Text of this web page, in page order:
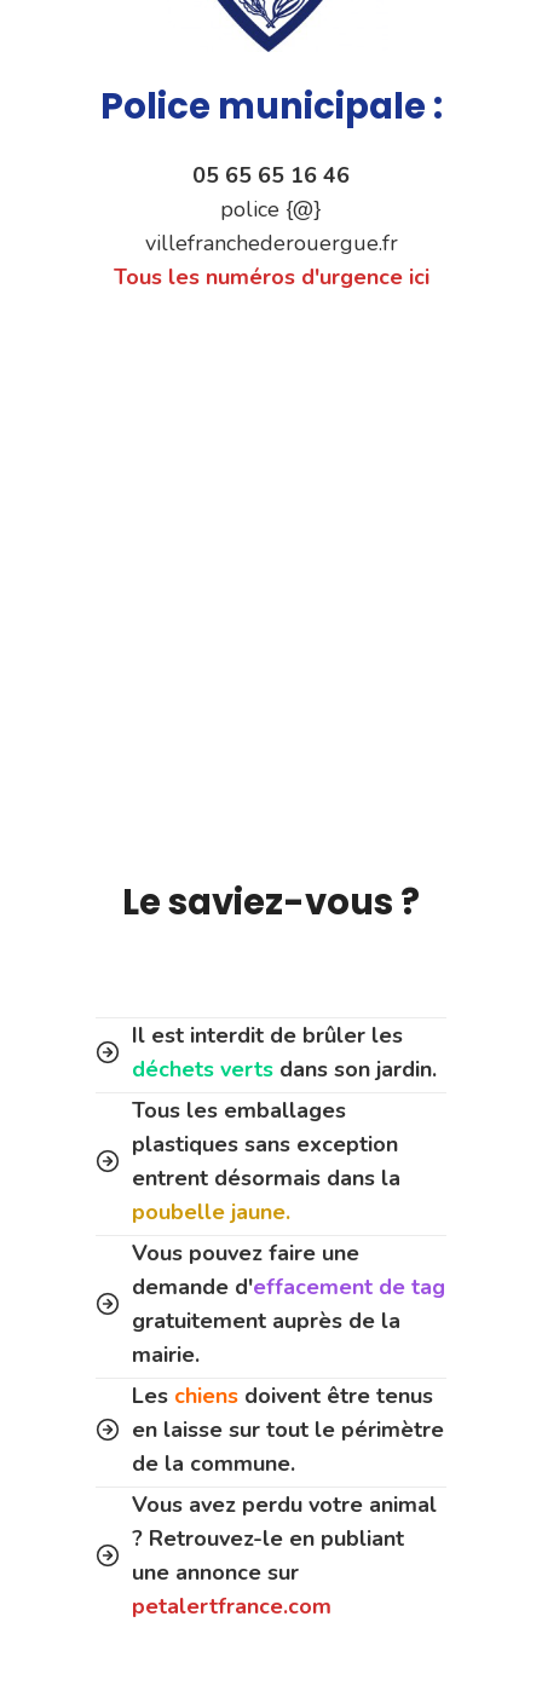
Police municipale :
05 65 65 16 46
police {@}
villefranchederouergue.fr
Tous les numéros d'urgence ici
Le saviez-vous ?
Il est interdit de brûler les
déchets verts dans son jardin.
Tous les emballages
plastiques sans exception
entrent désormais dans la
poubelle jaune.
Vous pouvez faire une
demande d'effacement de tag
gratuitement auprès de la
mairie.
Les chiens doivent être tenus
en laisse sur tout le périmètre
de la commune.
Vous avez perdu votre animal
? Retrouvez-le en publiant
une annonce sur
petalertfrance.com